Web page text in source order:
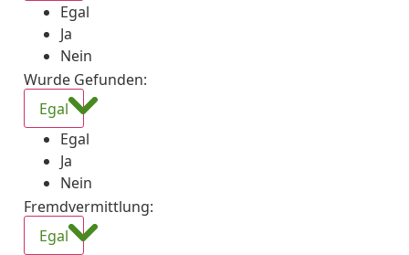
Egal
Ja
Nein
Wurde Gefunden:
Egal
Egal
Ja
Nein
Fremdvermittlung:
Egal